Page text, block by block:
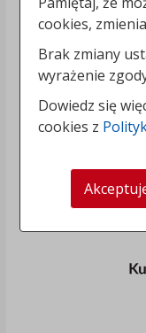
cookies,
Brak zmiany
wyrażenie
Dowiedz się
cookies z